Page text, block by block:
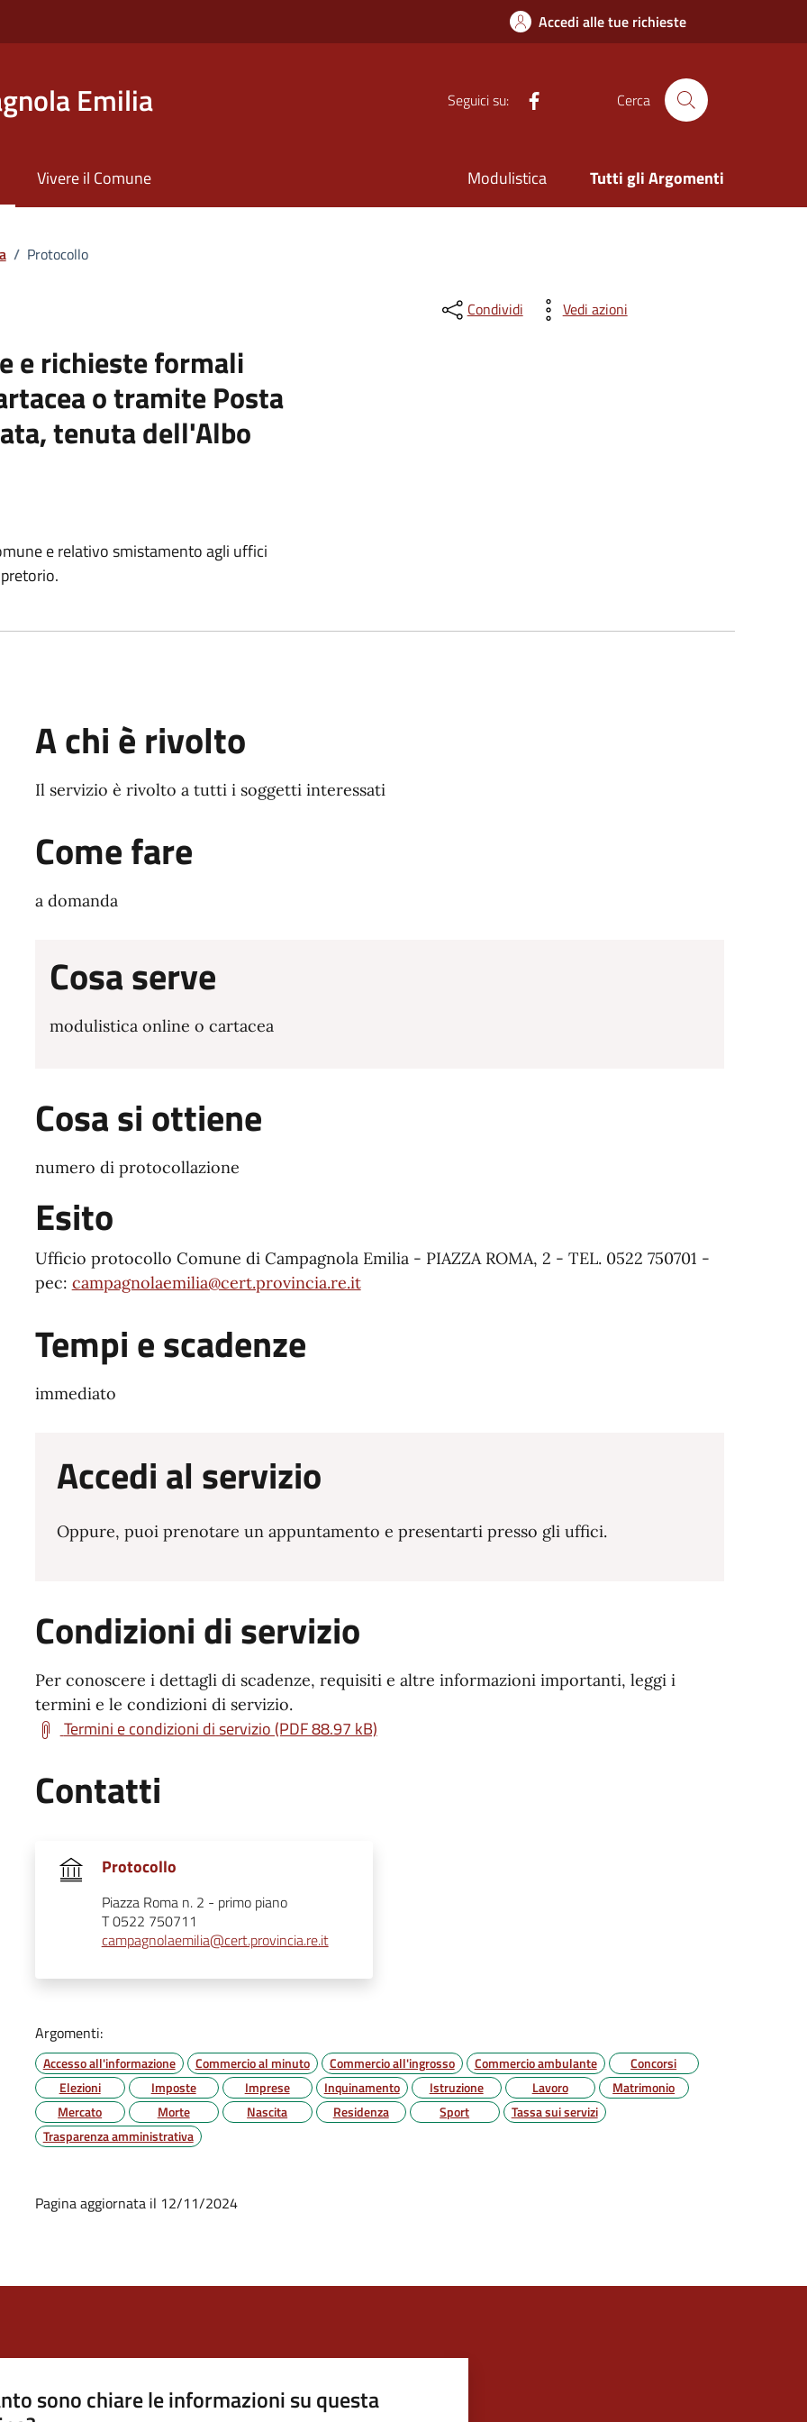
Accedi alle tue richieste
Emilia Seguici su: Cerca
Vivere il Comune Modulistica Tutti gli Argomenti
/ Protocollo
e richieste formali
o tramite Posta
tenuta dell'Albo
e relativo smistamento agli uffici
Condividi Vedi azioni
A chi è rivolto
Il servizio è rivolto a tutti i soggetti interessati
Come fare
a domanda
Cosa serve
modulistica online o cartacea
Cosa si ottiene
numero di protocollazione
Esito
Ufficio protocollo Comune di Campagnola Emilia - PIAZZA ROMA, 2 - TEL. 0522 750701 -
pec: campagnolaemilia@cert.provincia.re.it
Tempi e scadenze
immediato
Accedi al servizio
Oppure, puoi prenotare un appuntamento e presentarti presso gli uffici.
Condizioni di servizio
Per conoscere i dettagli di scadenze, requisiti e altre informazioni importanti, leggi i
termini e le condizioni di servizio.
Termini e condizioni di servizio (PDF 88.97 kB)
Contatti
Protocollo
Piazza Roma n. 2 - primo piano
T 0522 750711
campagnolaemilia@cert.provincia.re.it
Argomenti:
Accesso all'informazione Commercio al minuto Commercio all'ingrosso Commercio ambulante
Concorsi
Elezioni
Imposte Imprese Inquinamento Istruzione Lavoro
Matrimonio
Mercato
Morte Nascita Residenza Sport
Tassa sui servizi
Trasparenza amministrativa
Pagina aggiornata il 12/11/2024
sono chiare le informazioni su questa